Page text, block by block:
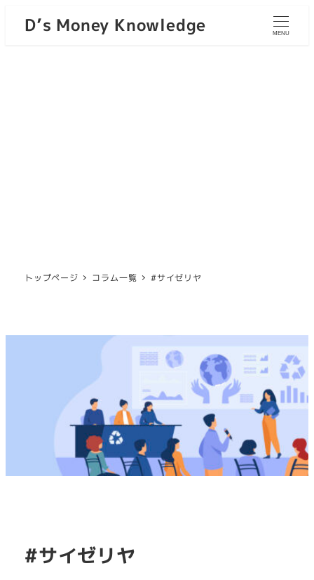
D’s Money Knowledge MENU
トップページ コラム一覧 #サイゼリヤ
#サイゼリヤ